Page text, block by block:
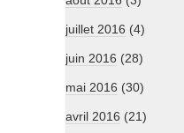
juillet 2016 (4)
juin 2016 (28)
mai 2016 (30)
avril 2016 (21)